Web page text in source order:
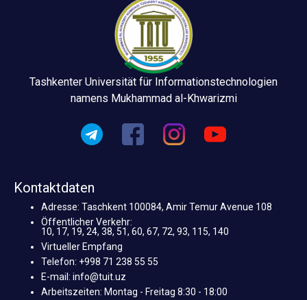
Tashkenter Universität für Informationstechnologien
namens Mukhammad al-Khwarizmi
Kontaktdaten
Adresse: Taschkent 100084, Amir Temur Avenue 108
Öffentlicher Verkehr:
10, 17, 19, 24, 38, 51, 60, 67, 72, 93, 115, 140
Virtueller Empfang
Telefon: +998 71 238 55 55
E-mail: info@tuit.uz
Arbeitszeiten: Montag - Freitag 8:30 - 18:00